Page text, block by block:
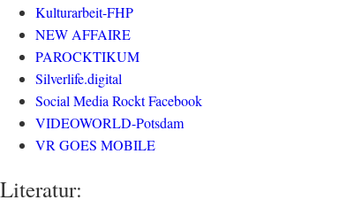
Kulturarbeit-FHP
NEW AFFAIRE
PAROCKTIKUM
Silverlife.digital
Social Media Rockt Facebook
VIDEOWORLD-Potsdam
VR GOES MOBILE
Literatur: